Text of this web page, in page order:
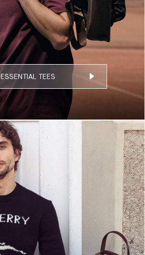
ESSENTIAL TEES